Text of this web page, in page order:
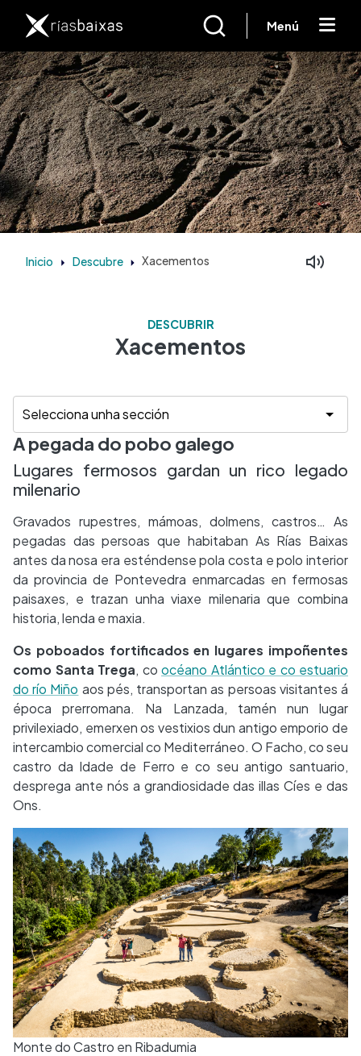
Menú
Inicio Descubre Xacementos
DESCUBRIR
Xacementos
A pegada do pobo galego
Lugares fermosos gardan un rico legado
milenario
Gravados rupestres, mámoas, dolmens, castros… As
pegadas das persoas que habitaban As Rías Baixas
antes da nosa era esténdense pola costa e polo interior
da provincia de Pontevedra enmarcadas en fermosas
paisaxes, e trazan unha viaxe milenaria que combina
historia, lenda e maxia.
Os poboados fortificados en lugares impoñentes
como Santa Trega, co océano Atlántico e co estuario
do río Miño aos pés, transportan as persoas visitantes á
época prerromana. Na Lanzada, tamén nun lugar
privilexiado, emerxen os vestixios dun antigo emporio de
intercambio comercial co Mediterráneo. O Facho, co seu
castro da Idade de Ferro e co seu antigo santuario,
desprega ante nós a grandiosidade das illas Cíes e das
Ons.
Monte do Castro en Ribadumia